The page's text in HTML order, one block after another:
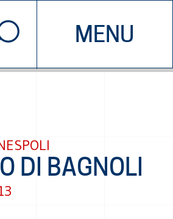
MENU
CHI SIAMO
2026 EDDYBURG
DI BAGNOLI